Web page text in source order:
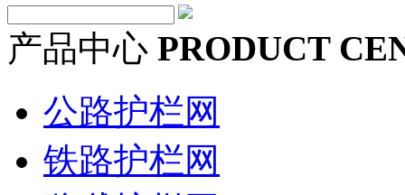
产品中心 PRODUCT
公路护栏网
铁路护栏网